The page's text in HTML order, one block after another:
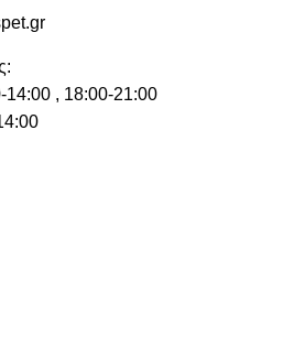
14:00 , 18:00-21:00